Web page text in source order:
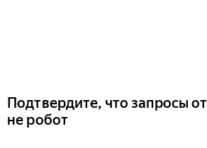
Подтвердите, что запросы
не робот